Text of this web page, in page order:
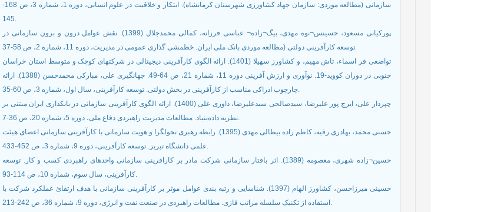
سازمانی (مطالعه موردی: سازمان جهاد کشاورزی شهرستان کرمانشاه). ابتکار و خلاقیت در علوم انسانی، دوره 1، شماره 3، ص 168-
145.
پورکیانی مسعود، حسینس¬نوه مهدی، بیگ¬زاده¬ عباسی فرزانه، کمالی محمدجلال (1399). نقش عوامل درون و برون سازمانی در
توسعه کارآفرینی دولتی (مطالعه موردی بانک ملی ایران. خطمشی گذاری عمومی در مدیریت، دوره 11، شماره 2، ص 58-37.
تواضعی فر اسماء، تاش مهیم، و کشاورز سهیلا (1401). ارائه الگوی کارآفرینی دیجیتالی در شرکتهای کوچک و متوسط استان خراسان
جنوبی در دوران کووید-19. نوآوری و ارزش آفرینی دوره 11، شماره 21، ص 64-49. جهانگیری علی، مبارکی محمدحسن (1388). ارائه
چارچوب ادراکی مناسب از کارآفرینی در بخش دولتی. توسعه کارآفرینی، سال اول، شماره 3، ص 60-35.
چپردار علی، ایرج پور علیرضا، سیدصالحی سیدعلیرضا، داوری علی (1400). ارائه الگوی کارآفرینی سازمانی در بانکداری ایران مبتنی بر
نظریه داده‌بنیاد. مطالعات مدیریت راهبردی دفاع ملی، دوره 5، شماره 20، ص 36-7.
حسنی محمد، بهادری رقیه، کاظم زاده بیطالی مهدی (1395). رابطه رهبری تحولگرا و هویت سازمانی با کارآفرینی سازمانی اعضای هیئت
علمی دانشگاه تبریز. توسعه کارآفرینی، دوره 9، شماره 3، ص 452-433.
حسین¬زاده شهری، معصومه (1389). اثر بافتار سازمانی شرکت مادر بر کارافرینی سازمانی واحدهای راهبردی کسب و کار. توسعه
کارآفرینی، سال سوم، شماره 10، ص 114-93.
حسینی میرزاحسن، کشاورز الهام (1397). شناسایی و رتبه بندی عوامل موثر بر کارآفرینی سازمانی با هدف ارتقائ عملکرد شرکت با
استفاده از تکنیک سلسله مراتب فازی. مطالعات راهبردی در صنعت نفت و انرژی، دوره 9، شماره 36، ص 242-213.